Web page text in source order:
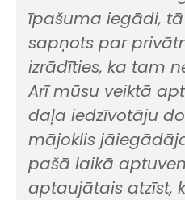
īpašuma iegādi,
sapņots par
izrādīties, ka tam
Arī mūsu veiktā
daļa iedzīvotāju
mājoklis
pašā laikā
aptaujātais atzīst,